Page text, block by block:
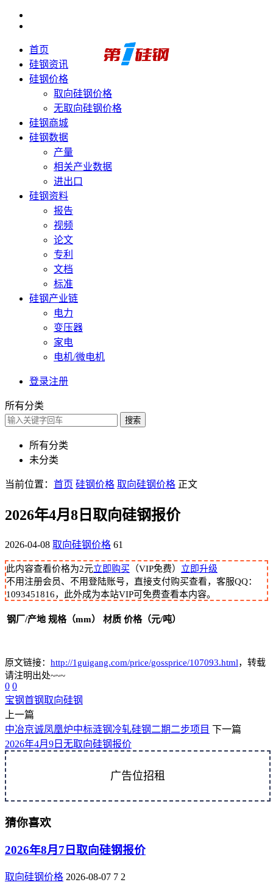
首页
硅钢资讯
硅钢价格
取向硅钢价格
无取向硅钢价格
硅钢商城
硅钢数据
产量
相关产业数据
进出口
硅钢资料
报告
视频
论文
专利
文档
标准
硅钢产业链
电力
变压器
家电
电机/微电机
登录注册
所有分类
搜索
所有分类
未分类
当前位置： 首页 硅钢价格 取向硅钢价格 正文
2026年4月8日取向硅钢报价
2026-04-08 取向硅钢价格 61
此内容查看价格为2元立即购买 （VIP免费） 立即升级
不用注册会员、不用登陆账号，直接支付购买查看，客服QQ：
1093451816，此外成为本站VIP可免费查看本内容。
钢厂/产地 规格（mm） 材质 价格（元/吨）
原文链接： http://1guigang.com/price/gossprice/107093.html，转载
请注明出处~~~
0 0
宝钢首钢取向硅钢
上一篇
中冶京诚凤凰炉中标涟钢冷轧硅钢二期二步项目 下一篇
2026年4月9日无取向硅钢报价
广告位招租
猜你喜欢
2026年8月7日取向硅钢报价
取向硅钢价格 2026-08-07 7 2